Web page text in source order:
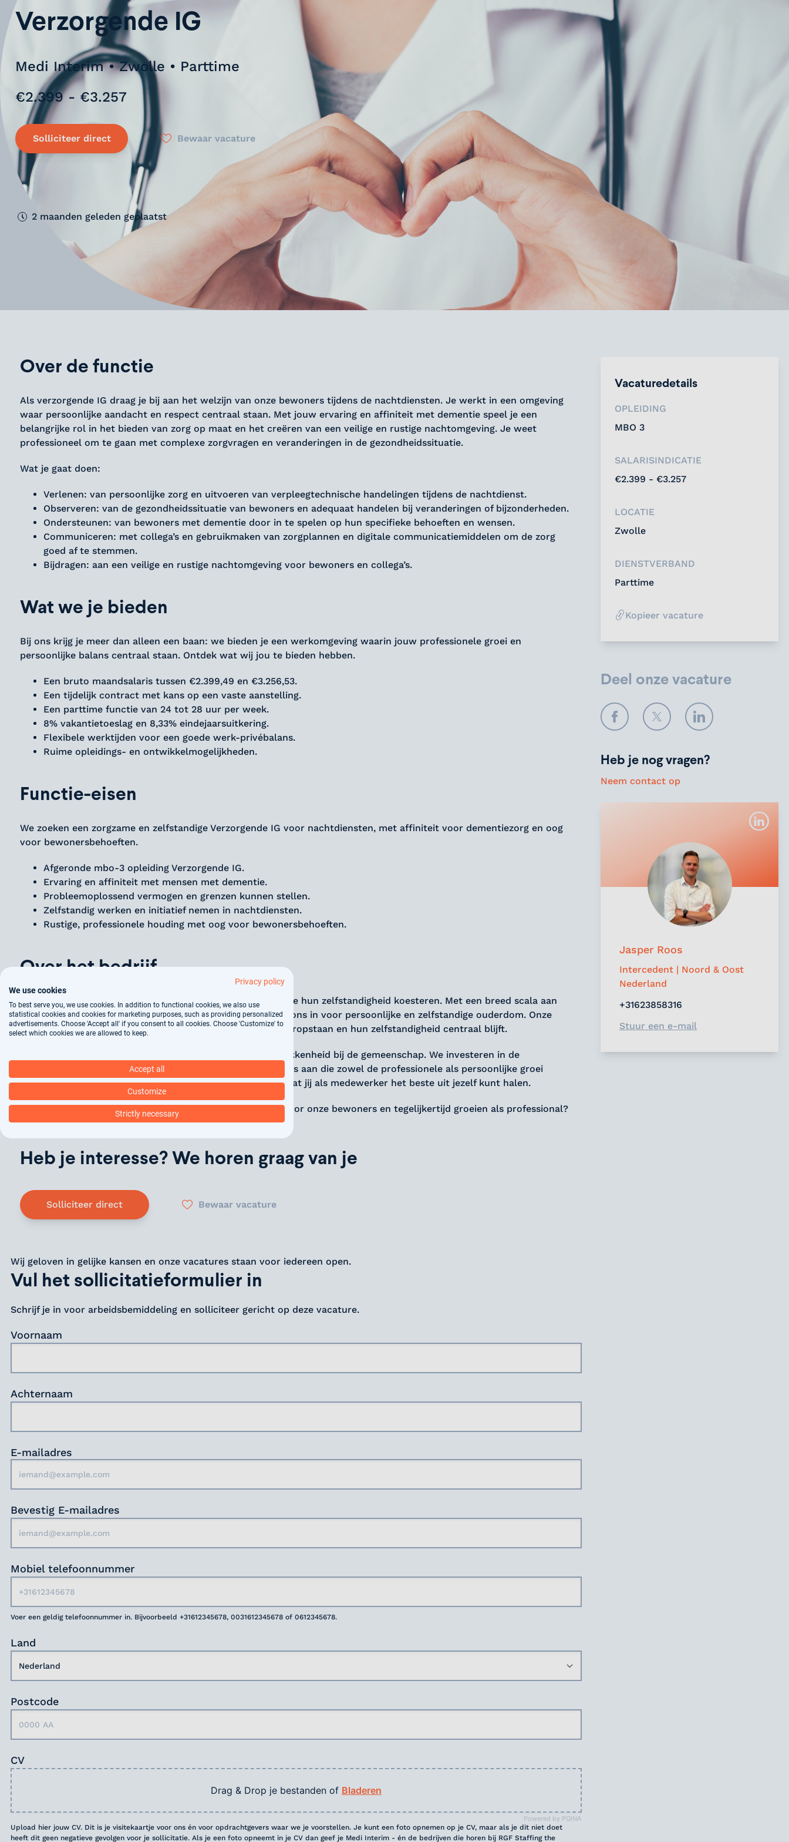
Verzorgende IG
Medi Interim • Zwolle • Parttime
€2.399 - €3.257
Solliciteer direct Bewaar vacature
2 maanden geleden geplaatst
Over de functie
Als verzorgende IG draag je bij aan het welzijn van onze bewoners tijdens de nachtdiensten. Je werkt in een omgeving
waar persoonlijke aandacht en respect centraal staan. Met jouw ervaring en affiniteit met dementie speel je een
belangrijke rol in het bieden van zorg op maat en het creëren van een veilige en rustige nachtomgeving. Je weet
professioneel om te gaan met complexe zorgvragen en veranderingen in de gezondheidssituatie.
Wat je gaat doen:
Verlenen: van persoonlijke zorg en uitvoeren van verpleegtechnische handelingen tijdens de nachtdienst.
Observeren: van de gezondheidssituatie van bewoners en adequaat handelen bij veranderingen of bijzonderheden.
Ondersteunen: van bewoners met dementie door in te spelen op hun specifieke behoeften en wensen.
Communiceren: met collega’s en gebruikmaken van zorgplannen en digitale communicatiemiddelen om de zorg
goed af te stemmen.
Bijdragen: aan een veilige en rustige nachtomgeving voor bewoners en collega’s.
Wat we je bieden
Bij ons krijg je meer dan alleen een baan: we bieden je een werkomgeving waarin jouw professionele groei en
persoonlijke balans centraal staan. Ontdek wat wij jou te bieden hebben.
Een bruto maandsalaris tussen €2.399,49 en €3.256,53.
Een tijdelijk contract met kans op een vaste aanstelling.
Een parttime functie van 24 tot 28 uur per week.
8% vakantietoeslag en 8,33% eindejaarsuitkering.
Flexibele werktijden voor een goede werk-privébalans.
Ruime opleidings- en ontwikkelmogelijkheden.
Functie-eisen
We zoeken een zorgzame en zelfstandige Verzorgende IG voor nachtdiensten, met affiniteit voor dementiezorg en oog
voor bewonersbehoeften.
Afgeronde mbo-3 opleiding Verzorgende IG.
Ervaring en affiniteit met mensen met dementie.
Probleemoplossend vermogen en grenzen kunnen stellen.
Zelfstandig werken en initiatief nemen in nachtdiensten.
Rustige, professionele houding met oog voor bewonersbehoeften.
Over het bedrijf
Onze zorgorganisatie in Zwolle is een thuis voor ouderen die hun zelfstandigheid koesteren. Met een breed scala aan
diensten, van zorg aan huis tot begeleid wonen, zetten we ons in voor persoonlijke en zelfstandige ouderdom. Onze
missie is zorg op maat, waarbij de wensen van cliënten vooropstaan en hun zelfstandigheid centraal blijft.
Wat ons onderscheidt is onze innovatieve aanpak en betrokkenheid bij de gemeenschap. We investeren in de
ontwikkeling van onze medewerkers en bieden programma's aan die zowel de professionele als persoonlijke groei
stimuleren. Onze focus op werk-privébalans zorgt ervoor dat jij als medewerker het beste uit jezelf kunt halen.
Zie jij jezelf al bijdragen aan een hoge kwaliteit van leven voor onze bewoners en tegelijkertijd groeien als professional?
Heb je interesse? We horen graag van je
Solliciteer direct Bewaar vacature
Wij geloven in gelijke kansen en onze vacatures staan voor iedereen open.
Vul het sollicitatieformulier in
Schrijf je in voor arbeidsbemiddeling en solliciteer gericht op deze vacature.
Voornaam
Achternaam
E-mailadres
Bevestig E-mailadres
Mobiel telefoonnummer
Voer een geldig telefoonnummer in. Bijvoorbeeld +31612345678, 0031612345678 of 0612345678.
Land
Postcode
CV
Powered by PQINA
Drag & Drop je bestanden of Bladeren
Upload hier jouw CV. Dit is je visitekaartje voor ons én voor opdrachtgevers waar we je voorstellen. Je kunt een foto opnemen op je CV, maar als je dit niet doet
heeft dit geen negatieve gevolgen voor je sollicitatie. Als je een foto opneemt in je CV dan geef je Medi Interim - én de bedrijven die horen bij RGF Staffing the
Vacaturedetails
OPLEIDING
MBO 3
SALARISINDICATIE
€2.399 - €3.257
LOCATIE
Zwolle
DIENSTVERBAND
Parttime
Kopieer vacature
Deel onze vacature
FacebookTwitter LinkedIn
Heb je nog vragen?
Neem contact op
Jasper Roos
Intercedent | Noord & Oost
Nederland
+31623858316
Stuur een e-mail
Privacy policy
We use cookies
To best serve you, we use cookies. In addition to functional cookies, we also use
statistical cookies and cookies for marketing purposes, such as providing personalized
advertisements. Choose 'Accept all' if you consent to all cookies. Choose 'Customize' to
select which cookies we are allowed to keep.
Accept all
Customize
Strictly necessary